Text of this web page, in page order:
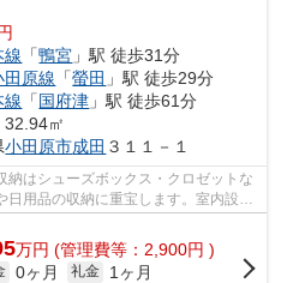
線 「鴨宮 」駅 徒歩31分
田原線 「螢田 」駅 徒歩29分
線 「国府津 」駅 徒歩61分
㎡
小田原市成田 ３１１－１
納はシューズボックス・クロゼットな
日用品の収納に重宝します。室内設備
万円 (管理費等：2,900円 )
0ヶ月 礼金
1ヶ月